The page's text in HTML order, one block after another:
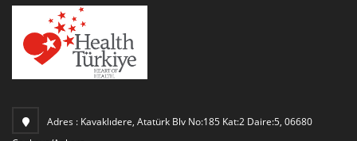
Adres : Kavaklıdere, Atatürk Blv No:185 Kat:2 Daire:5, 06680